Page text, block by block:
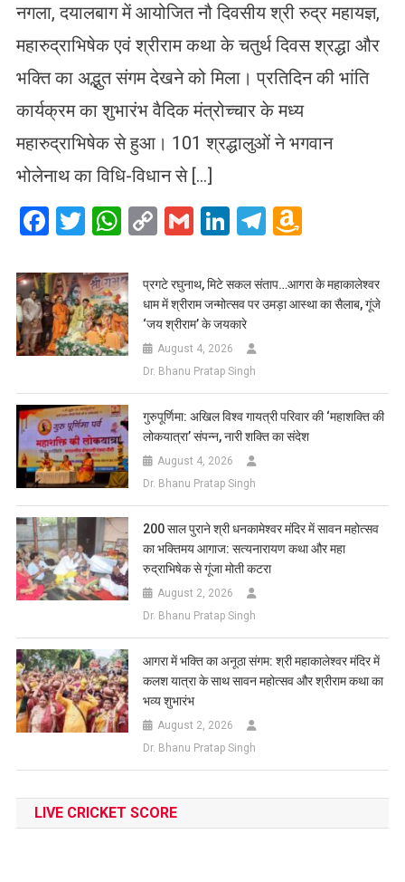
नगला, दयालबाग में आयोजित नौ दिवसीय श्री रुद्र महायज्ञ,
महारुद्राभिषेक एवं श्रीराम कथा के चतुर्थ दिवस श्रद्धा और
भक्ति का अद्भुत संगम देखने को मिला। प्रतिदिन की भांति
कार्यक्रम का शुभारंभ वैदिक मंत्रोच्चार के मध्य
महारुद्राभिषेक से हुआ। 101 श्रद्धालुओं ने भगवान
भोलेनाथ का विधि-विधान से […]
Facebook
Twitter
WhatsApp
CopyGmailLinkedIn
Telegram
List
प्रगटे रघुनाथ, मिटे सकल संताप…आगरा के महाकालेश्वर
धाम में श्रीराम जन्मोत्सव पर उमड़ा आस्था का सैलाब, गूंजे
‘जय श्रीराम’ के जयकारे
August 4, 2026
Dr. Bhanu Pratap Singh
गुरुपूर्णिमा: अखिल विश्व गायत्री परिवार की ‘महाशक्ति की
लोकयात्रा’ संपन्न, नारी शक्ति का संदेश
August 4, 2026
Dr. Bhanu Pratap Singh
200 साल पुराने श्री धनकामेश्वर मंदिर में सावन महोत्सव
का भक्तिमय आगाज: सत्यनारायण कथा और महा
रुद्राभिषेक से गूंजा मोती कटरा
August 2, 2026
Dr. Bhanu Pratap Singh
आगरा में भक्ति का अनूठा संगम: श्री महाकालेश्वर मंदिर में
कलश यात्रा के साथ सावन महोत्सव और श्रीराम कथा का
भव्य शुभारंभ
August 2, 2026
Dr. Bhanu Pratap Singh
LIVE CRICKET SCORE